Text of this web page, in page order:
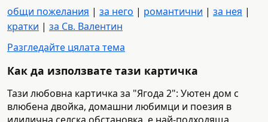
общи пожелания | за него | романтични | за нея |
кратки | за Св. Валентин
Разгледайте цялата тема
Как да използвате тази картичка
Тази любовна картичка за "Ягода 2": Уютен дом с
влюбена двойка, домашни любимци и поезия в